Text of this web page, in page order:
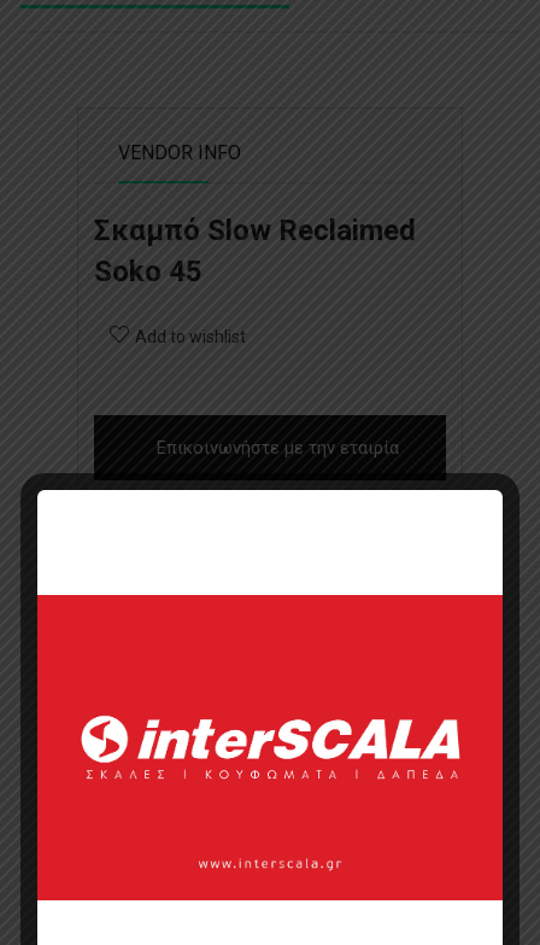
VENDOR INFO
Σκαμπό Slow Reclaimed
Soko 45
Add to wishlist
Επικοινωνήστε με την εταιρία
Προσφορά
Σημεία πώλησης